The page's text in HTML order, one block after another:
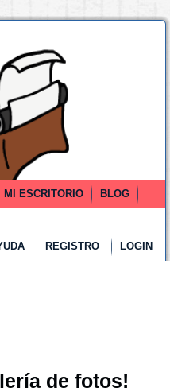
MI ESCRITORIO
BLOG
REGISTRO LOGIN
de fotos!